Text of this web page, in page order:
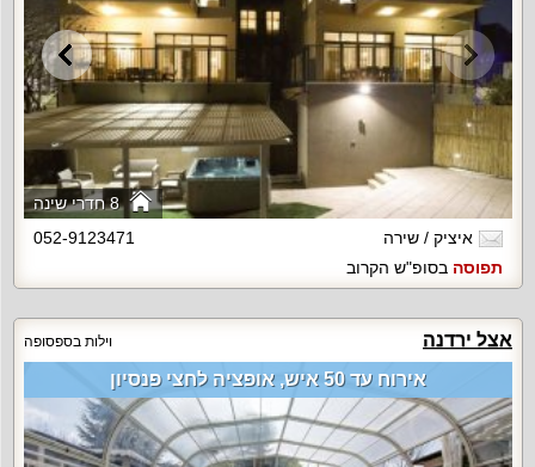
8 חדרי שינה
איציק / שירה
052-9123471
תפוסה בסופ"ש הקרוב
אצל ירדנה וילות בספסופה
אירוח עד 50 איש, אופציה לחצי פנסיון